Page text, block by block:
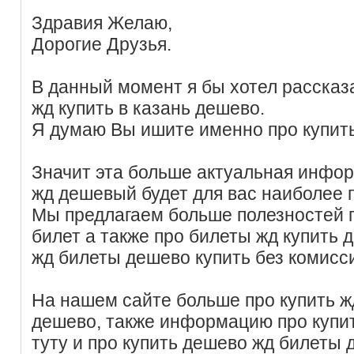
Здравия Желаю,
Дорогие Друзья.
В данный момент я бы хотел
жд купить в казань дешево.
Я думаю Вы ишите именно про
Значит эта больше актуальная
жд дешевый будет для вас наиболее
Мы предлагаем больше полезностей
билет а также про билеты жд купить
жд билеты дешево купить без
На нашем сайте больше про купить
дешево, также информацию про
туту и про купить дешево жд билеты